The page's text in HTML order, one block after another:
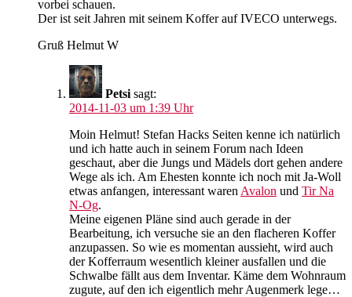
vorbei schauen.
Der ist seit Jahren mit seinem Koffer auf IVECO unterwegs.
Gruß Helmut W
Petsi sagt:
2014-11-03 um 1:39 Uhr
Moin Helmut! Stefan Hacks Seiten kenne ich natürlich
und ich hatte auch in seinem Forum nach Ideen
geschaut, aber die Jungs und Mädels dort gehen andere
Wege als ich. Am Ehesten konnte ich noch mit Ja-Woll
etwas anfangen, interessant waren Avalon und Tir Na
N-Og.
Meine eigenen Pläne sind auch gerade in der
Bearbeitung, ich versuche sie an den flacheren Koffer
anzupassen. So wie es momentan aussieht, wird auch
der Kofferraum wesentlich kleiner ausfallen und die
Schwalbe fällt aus dem Inventar. Käme dem Wohnraum
zugute, auf den ich eigentlich mehr Augenmerk lege…